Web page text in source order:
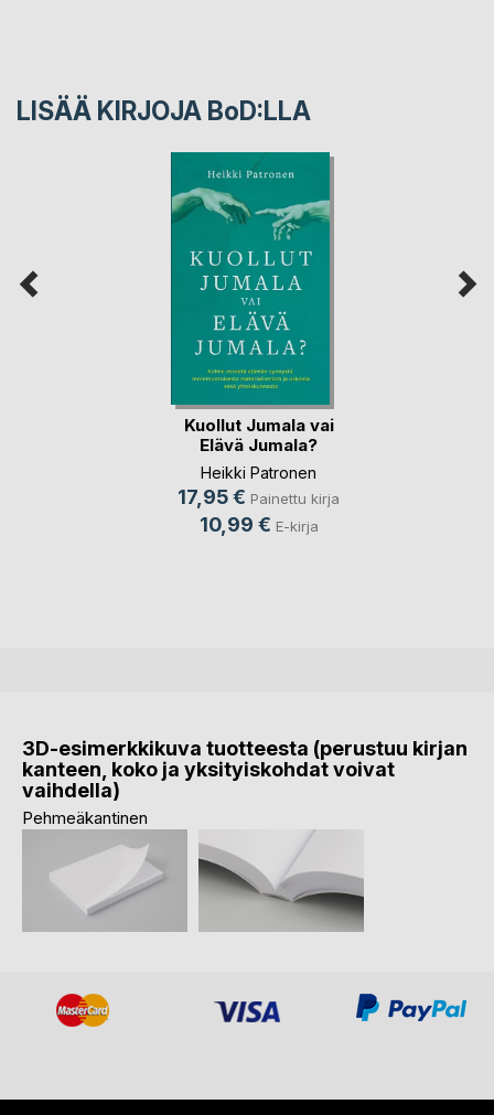
LISÄÄ KIRJOJA BoD:LLA
Kuollut Jumala vai
Elävä Jumala?
Heikki Patronen
17,95 € Painettu kirja
10,99 € E-kirja
3D-esimerkkikuva tuotteesta (perustuu kirjan
kanteen, koko ja yksityiskohdat voivat
vaihdella)
Pehmeäkantinen